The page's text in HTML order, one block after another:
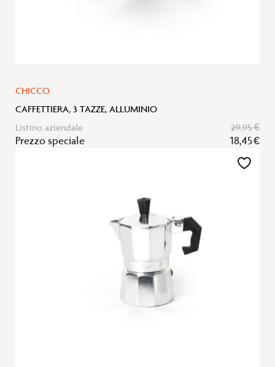
CHICCO
CAFFETTIERA, 3 TAZZE, ALLUMINIO
Listino aziendale
29,95 €
Prezzo speciale 18,45 €
Aggiungi